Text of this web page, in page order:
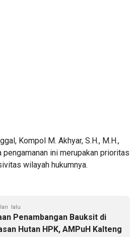
Kompol M. Akhyar, S.H., M.H.,
pengamanan ini merupakan prioritas
wilayah hukumnya.
lalu
Penambangan Bauksit di
Hutan HPK, AMPuH Kalteng